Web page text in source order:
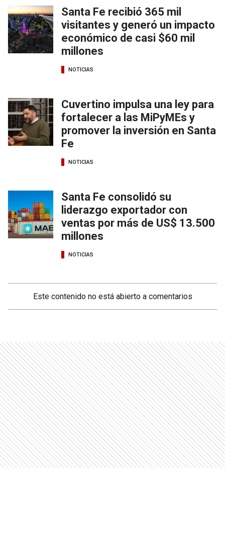
Santa Fe recibió 365 mil
visitantes y generó un impacto
económico de casi $60 mil
millones
NOTICIAS
Cuvertino impulsa una ley para
fortalecer a las MiPyMEs y
promover la inversión en Santa
Fe
NOTICIAS
Santa Fe consolidó su
liderazgo exportador con
ventas por más de US$ 13.500
millones
NOTICIAS
Este contenido no está abierto a comentarios